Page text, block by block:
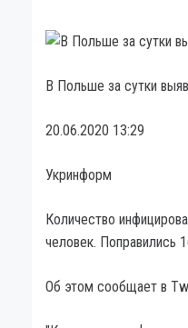
В Польше за сутки
20.06.2020 13:29
Укринформ
Количество
человек. Поправились
Об этом сообщает в